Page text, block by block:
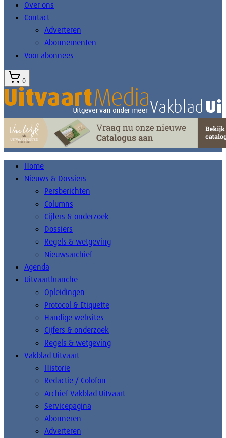
Over ons
Contact
Adverteren
Abonnementen
Voor abonnees
0
Home
Nieuws & Dossiers
Persberichten
Columns
Cijfers & onderzoek
Dossiers
Regels & wetgeving
Nieuwsarchief
Agenda
Uitvaartbranche
Opleidingen
Protocol & Etiquette
Handige websites
Cijfers & onderzoek
Regels & wetgeving
Vakblad Uitvaart
Historie
Redactie / Colofon
Archief Vakblad Uitvaart
Servicepagina
Abonneren
Adverteren